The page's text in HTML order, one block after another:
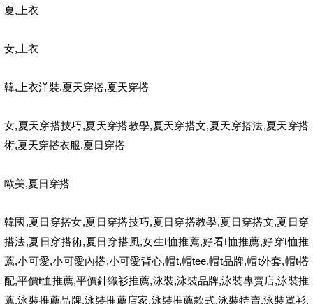
夏 , 上衣
女, 上衣
韓, 上衣洋裝,夏天穿搭,夏天穿搭
女,夏天穿搭技巧,夏天穿搭教學,夏天穿搭文,夏天穿搭法,夏天穿搭
術,夏天穿搭衣服,夏日穿搭
歐美,夏日穿搭
韓國 ,夏日穿搭女,夏日穿搭技巧,夏日穿搭教學,夏日穿搭文,夏日穿
搭法,夏日穿搭術,夏日穿搭風,女生t恤推薦,好看t恤推薦,好穿t恤推
薦,小可愛,小可愛內搭,小可愛背心,帽t,帽tee,帽t品牌,帽t外套,帽t搭
配,平價t恤推薦,平價針織衫推薦,泳裝,泳裝品牌,泳裝專賣店,泳裝推
薦,泳裝推薦品牌,泳裝推薦店家,泳裝推薦款式,泳裝特賣,泳裝罩衫,